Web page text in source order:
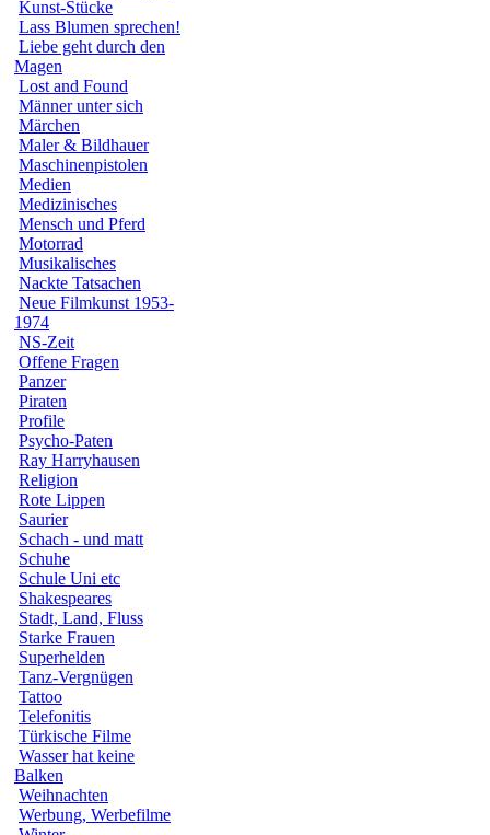
Kunst-Stücke
Lass Blumen sprechen!
Liebe geht durch den
Magen
Lost and Found
Männer unter sich
Märchen
Maler & Bildhauer
Maschinenpistolen
Medien
Medizinisches
Mensch und Pferd
Motorrad
Musikalisches
Nackte Tatsachen
Neue Filmkunst 1953-
1974
NS-Zeit
Offene Fragen
Panzer
Piraten
Profile
Psycho-Paten
Ray Harryhausen
Religion
Rote Lippen
Saurier
Schach - und matt
Schuhe
Schule Uni etc
Shakespeares
Stadt, Land, Fluss
Starke Frauen
Superhelden
Tanz-Vergnügen
Tattoo
Telefonitis
Türkische Filme
Wasser hat keine
Balken
Weihnachten
Werbung, Werbefilme